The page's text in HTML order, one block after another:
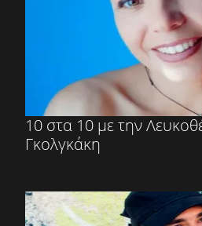
10 στα 10 με την
Γκολγκάκη